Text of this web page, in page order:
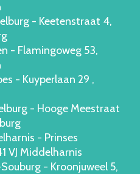
- Keetenstraat 4,
- Flamingoweg 53,
- Kuyperlaan 29 ,
- Hooge Meestraat
- Prinses
VJ Middelharnis
- Kroonjuweel 5,